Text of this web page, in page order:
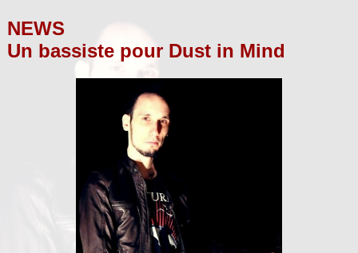
NEWS
Un bassiste pour Dust in Mind